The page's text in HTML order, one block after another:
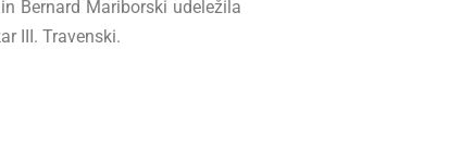
Bernard Mariborski udeležila
III. Travenski.